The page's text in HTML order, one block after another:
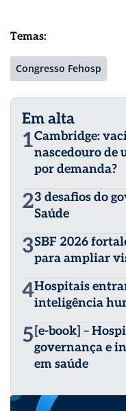
Temas:
Congresso Fehosp
Em alta
1Cambridge:
nascedouro de
por demanda?
23 desafios do
Saúde
3SBF 2026
para ampliar
4Hospitais
inteligência
5 [e-book] –
governança e
em saúde